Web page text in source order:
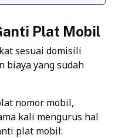
Plat Mobil
sesuai domisili
biaya yang sudah
nomor mobil,
kali mengurus hal
plat mobil: